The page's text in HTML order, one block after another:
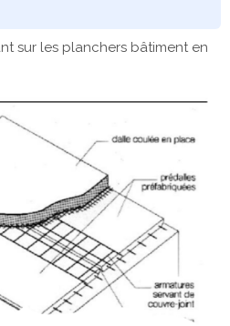
sur les planchers bâtiment en